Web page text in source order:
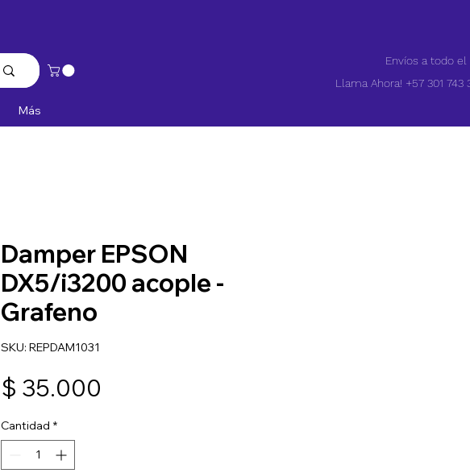
Envíos a todo el
Llama Ahora! +57 301 743
Más
Damper EPSON
DX5/i3200 acople -
Grafeno
SKU: REPDAM1031
$ 35.000
Cantidad *